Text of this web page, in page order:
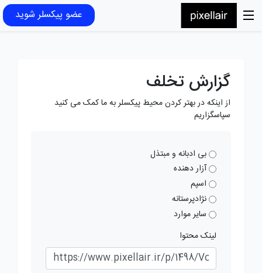
عضو پیکسلر شوید
گزارش تخلف
از اینکه در بهتر کردن محیط پیکسلر به ما کمک می کنید
سپاسگزاریم
بی ادبانه و مبتذل
آزار دهنده
اسپم
نژادپرستانه
سایر موارد
لینک محتوا